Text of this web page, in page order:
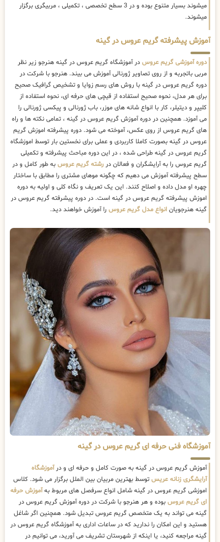
میشوند بسیار متنوع بوده و در 3 سطح تخصصی ، تکمیلی ، مربیگری برگزار
میشوند.
آموزش پیشرفته گریم عروس در گینه
دوره آموزشی گریم عروس در آموزشگاه گریم عروس در گینه هنرجو زیر نظر
مربی باتجربه و از روی تصاویر ژورنالی آموزش می بیند. هنرجو با شرکت در
دوره گریم عروس در گینه با روش های رسم زوایا و تشخیص گرافیک صحیح
برای هر مدل، نحوه صحیح استفاده از قیچی های حرفه ای، نحوه استفاده از
کلیپر و دیتیلر، کار با انواع شانه های موزر، باب ژورنالی و پیکسی ژورنالی را
می آموزد. همچنین در دوره آموزش گریم عروس در گینه ، تمامی نکته ها و راه
های گریم عروس از روی عکس، آموخته می شود. دوره پیشرفته اموزش گریم
عروس در گینه بصورت کاملا کاربردی و عملی برای نخستین بار توسط اموزشگاه
گریم عروس در گینه طراحی شده ، در این دوره مباحث پیشرفته و تکمیلی
گریم عروس را به آرایشگران و فعالان در رشته گریم عروس به طور کامل و در
سطح پیشرفته آموزش می دهیم که چگونه موهای مشتری را مطابق با ساختار
چهره او مدل داده و اصلاح کنند. این یک تعریف و نگاه کلی و اولیه به دوره
اموزش پیشرفته گریم عروس در گینه است. در دوره پیشرفته گریم عروس در
گینه هنرجویان انواع مدل گریم عروس را آموزش خواهند دید.
آموزشگاه فنی حرفه ای گریم عروس در گینه
آموزش گریم عروس در گینه به صورت کامل و حرفه ای و درآموزشگاه
آرایشگری زنانه عریس توسط بهترین مربیان بین الملل برگزار می شود. کلاس
اموزشی گریم عروس در گینه شامل انواع سرفصل های مربوط بهآموزش حرفه
ای گریم عروس بوده و هر هنرجو با شرکت در دوره آموزش گریم عروس در
گینه می تواند به یک متخصص گریم عروس تبدیل شود. همچنین اگر شاغل
هستید و این امکان را ندارید که در ساعات اداری به آموزشگاه گریم عروس در
گینه مراجعه کنید، یا اینکه از شهرستان تشریف می آورید، می توانیم در